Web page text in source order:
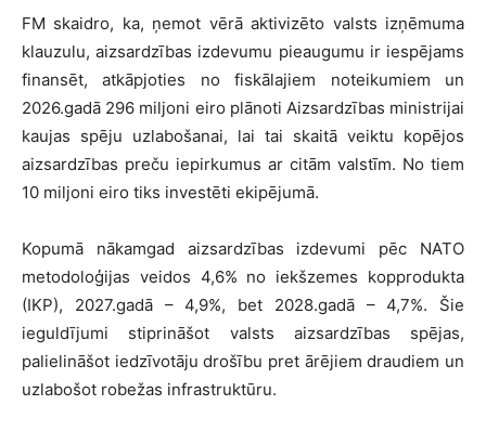
FM skaidro, ka, ņemot vērā aktivizēto valsts izņēmuma
klauzulu, aizsardzības izdevumu pieaugumu ir iespējams
finansēt, atkāpjoties no fiskālajiem noteikumiem un
2026.gadā 296 miljoni eiro plānoti Aizsardzības ministrijai
kaujas spēju uzlabošanai, lai tai skaitā veiktu kopējos
aizsardzības preču iepirkumus ar citām valstīm. No tiem
10 miljoni eiro tiks investēti ekipējumā.
Kopumā nākamgad aizsardzības izdevumi pēc NATO
metodoloģijas veidos 4,6% no iekšzemes kopprodukta
(IKP), 2027.gadā – 4,9%, bet 2028.gadā – 4,7%. Šie
ieguldījumi stiprināšot valsts aizsardzības spējas,
palielināšot iedzīvotāju drošību pret ārējiem draudiem un
uzlabošot robežas infrastruktūru.